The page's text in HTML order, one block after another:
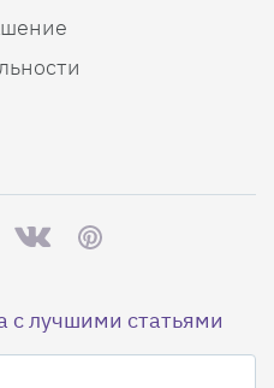
с лучшими статьями